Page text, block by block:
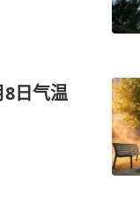
日气温